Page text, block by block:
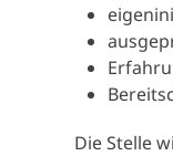
Die Stelle